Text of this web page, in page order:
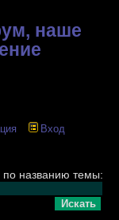
наше
Вход
по названию темы: